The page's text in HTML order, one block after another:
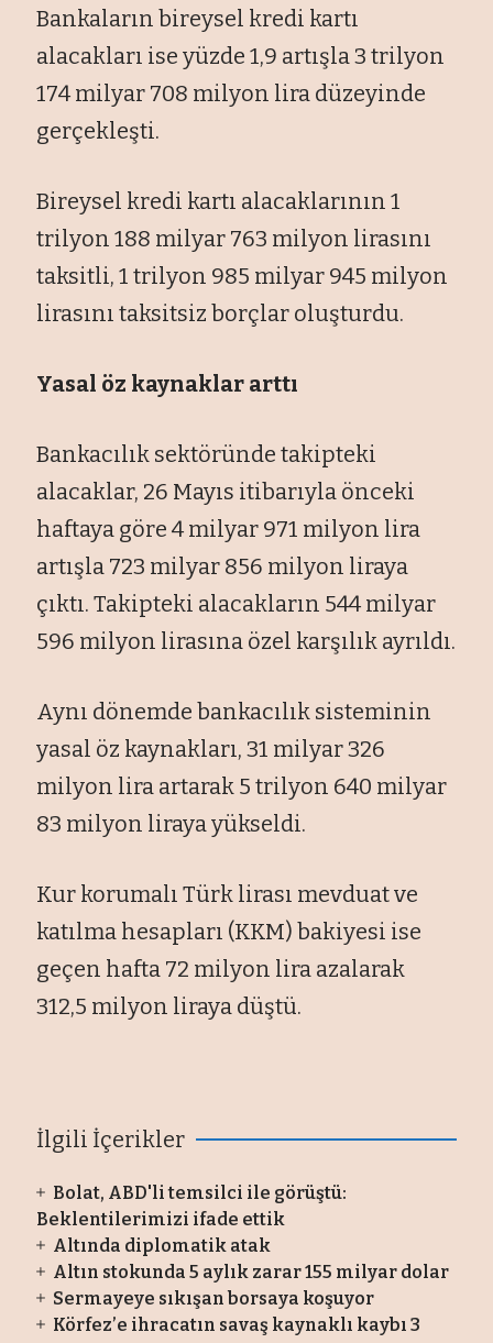
Bankaların bireysel kredi kartı
alacakları ise yüzde 1,9 artışla 3 trilyon
174 milyar 708 milyon lira düzeyinde
gerçekleşti.
Bireysel kredi kartı alacaklarının 1
trilyon 188 milyar 763 milyon lirasını
taksitli, 1 trilyon 985 milyar 945 milyon
lirasını taksitsiz borçlar oluşturdu.
Yasal öz kaynaklar arttı
Bankacılık sektöründe takipteki
alacaklar, 26 Mayıs itibarıyla önceki
haftaya göre 4 milyar 971 milyon lira
artışla 723 milyar 856 milyon liraya
çıktı. Takipteki alacakların 544 milyar
596 milyon lirasına özel karşılık ayrıldı.
Aynı dönemde bankacılık sisteminin
yasal öz kaynakları, 31 milyar 326
milyon lira artarak 5 trilyon 640 milyar
83 milyon liraya yükseldi.
Kur korumalı Türk lirası mevduat ve
katılma hesapları (KKM) bakiyesi ise
geçen hafta 72 milyon lira azalarak
312,5 milyon liraya düştü.
İlgili İçerikler
Bolat, ABD'li temsilci ile görüştü:
Beklentilerimizi ifade ettik
Altında diplomatik atak
Altın stokunda 5 aylık zarar 155 milyar dolar
Sermayeye sıkışan borsaya koşuyor
Körfez’e ihracatın savaş kaynaklı kaybı 3